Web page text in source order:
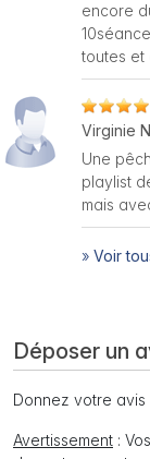
encore
toutes et
Virginie
Une
playlist
mais
» Voir
Déposer un
Donnez votre avis
Avertissement :